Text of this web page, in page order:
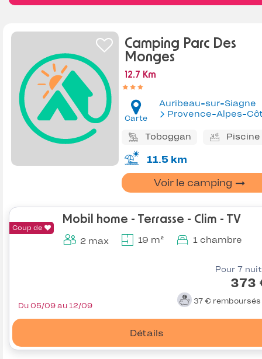
Camping Parc Des
Monges
12.7 Km
Carte
Auribeau-sur-Siagne
Provence-Alpes-Côte
Toboggan Piscine
11.5 km
Voir le camping
Coup de
Mobil home - Terrasse - Clim - TV
2 max 19 m² 1 chambre
Pour 7
373
37 € remboursés
Détails
Du 05/09 au 12/09